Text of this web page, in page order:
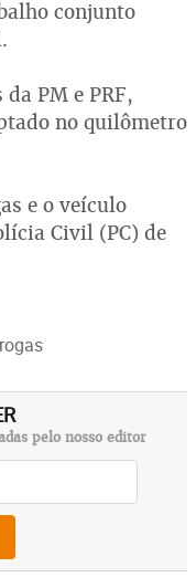
conjunto
PM e PRF,
no quilômetro
e o veículo
Civil (PC) de
pelo nosso editor